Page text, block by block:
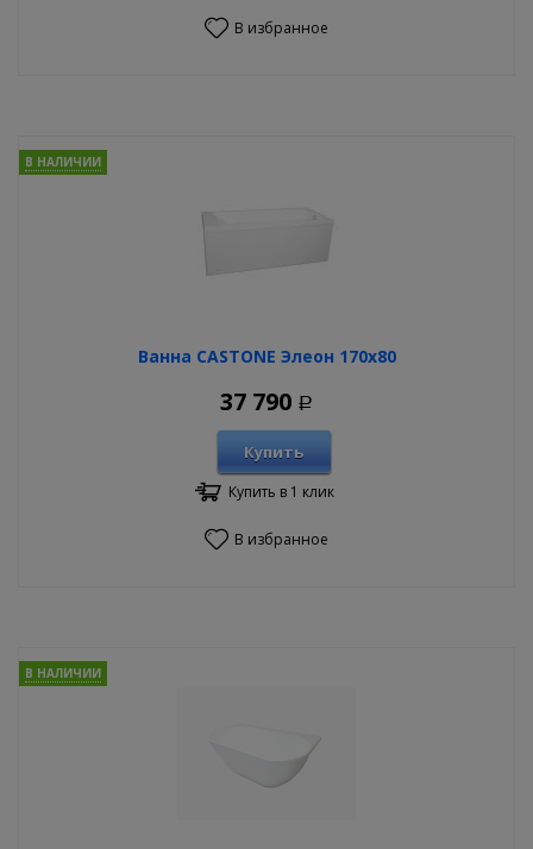
В избранное
Ванна CASTONE Элеон 170х80
В НАЛИЧИИ
37 790 Р
Купить
Купить в 1 клик
В избранное
В НАЛИЧИИ